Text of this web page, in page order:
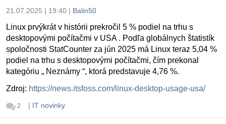
21.07.2025 | 19:40 | Balin50
Linux prvýkrát v histórii prekročil 5 % podiel na trhu s
desktopovými počítačmi v USA . Podľa globálnych štatistík
spoločnosti StatCounter za jún 2025 má Linux teraz 5,04 %
podiel na trhu s desktopovými počítačmi, čím prekonal
kategóriu „ Neznámy “, ktorá predstavuje 4,76 %.
Zdroj: https://news.itsfoss.com/linux-desktop-usage-usa/
2 | IT novinky